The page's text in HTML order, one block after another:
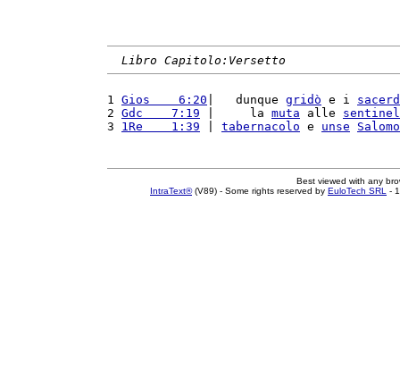
Libro Capitolo:Versetto
1 Gios    6:20 |   dunque gridò e i
2 Gdc    7:19 |     la muta alle
3 1Re    1:39 tabernacolo e unse
Best viewed with any
IntraText®(V89) - Some rights reserved by EuloTech SRL -